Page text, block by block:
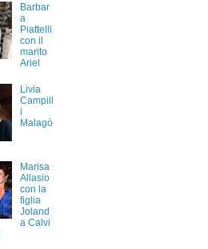
Barbar
a
Piattelli
con il
marito
Ariel
Livia
Campill
i
Malagò
Marisa
Allasio
con la
figlia
Joland
a Calvi